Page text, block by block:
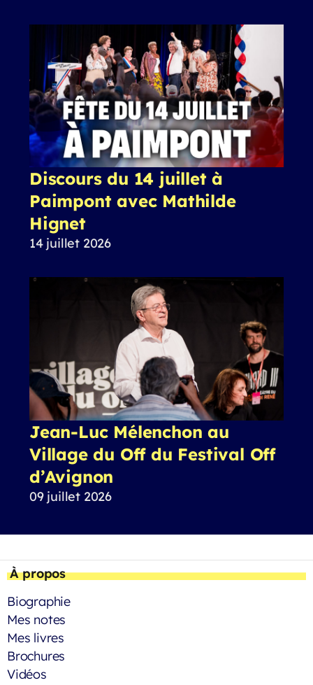
Discours du 14 juillet à
Paimpont avec Mathilde
Hignet
14 juillet 2026
Jean-Luc Mélenchon au
Village du Off du Festival Off
d’Avignon
09 juillet 2026
À propos
Biographie
Mes notes
Mes livres
Brochures
Vidéos